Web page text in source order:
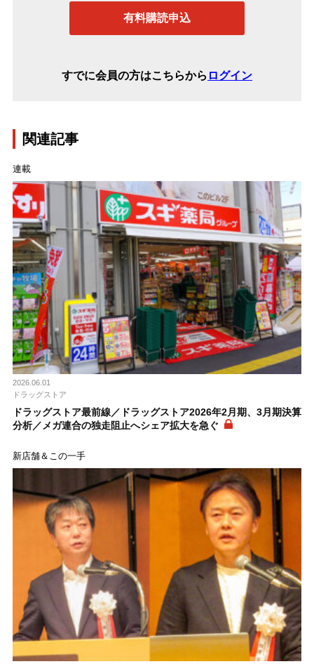
有料購読申込
すでに会員の方はこちらから ログイン
関連記事
連載
2026.06.01
ドラッグストア
ドラッグストア最前線／ドラッグストア2026年2月期、3月期決算
分析／メガ連合の独走阻止へシェア拡大を急ぐ
新店舗＆この一手